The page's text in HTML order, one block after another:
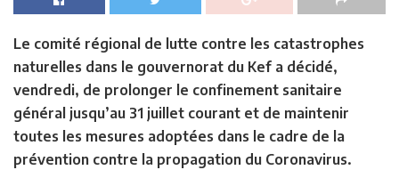
Le comité régional de lutte contre les catastrophes
naturelles dans le gouvernorat du Kef a décidé,
vendredi, de prolonger le confinement sanitaire
général jusqu’au 31 juillet courant et de maintenir
toutes les mesures adoptées dans le cadre de la
prévention contre la propagation du Coronavirus.